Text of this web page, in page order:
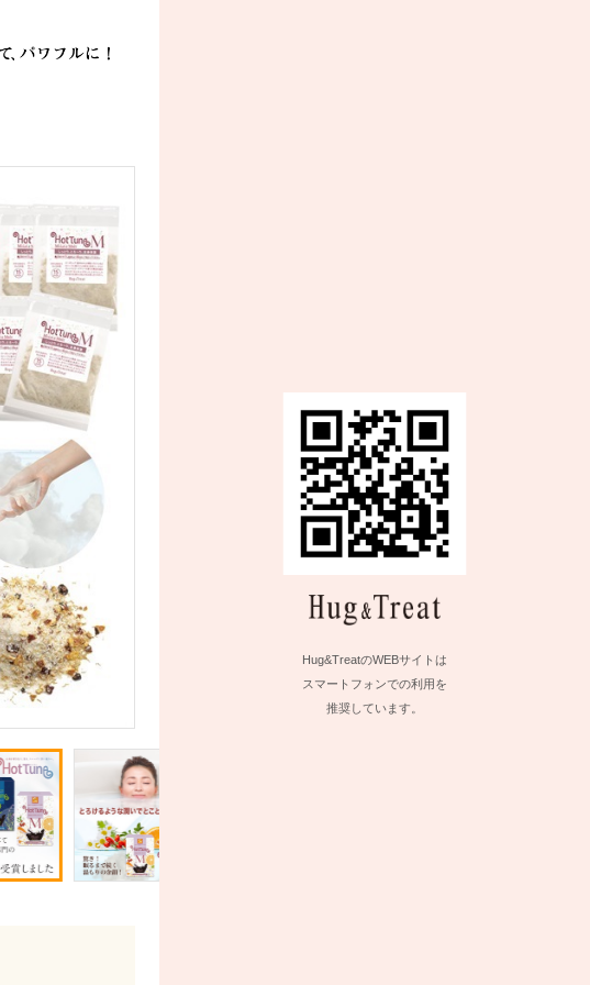
Hug&TreatのWEBサイトは
スマートフォンでの利用を
推奨しています。